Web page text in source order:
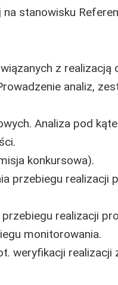
na stanowisku
z realizacją
analiz,
Analiza pod
konkursowa).
przebiegu realizacji
realizacji
monitorowania.
weryfikacji realizacji